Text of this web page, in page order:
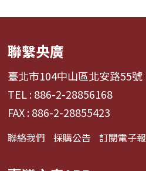
聯繫央廣
臺北市104中山區北安路55號
TEL : 886-2-28856168
FAX : 886-2-28855423
聯絡我們 採購公告 訂閱電子報